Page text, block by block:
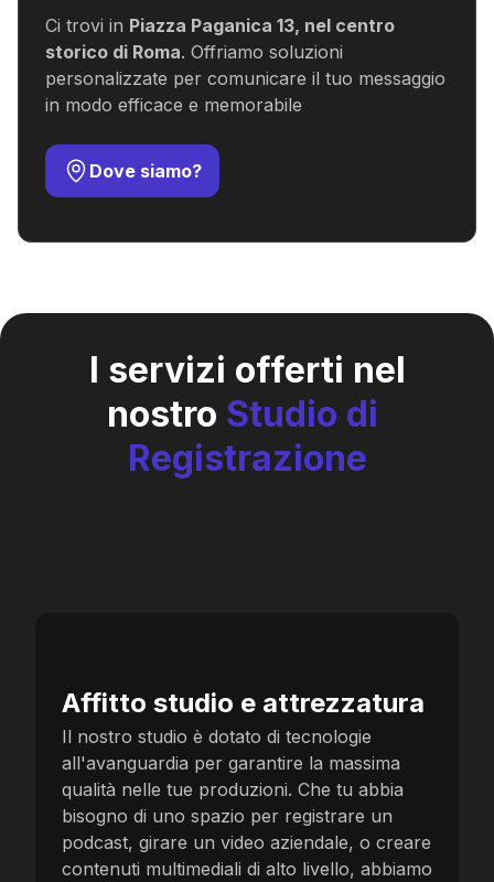
Ci trovi in Piazza Paganica 13, nel centro
storico di Roma. Offriamo soluzioni
personalizzate per comunicare il tuo messaggio
in modo efficace e memorabile
Dove siamo?
I servizi offerti nel
nostro Studio di
Registrazione
Affitto studio e attrezzatura
Il nostro studio è dotato di tecnologie
all'avanguardia per garantire la massima
qualità nelle tue produzioni. Che tu abbia
bisogno di uno spazio per registrare un
podcast, girare un video aziendale, o creare
contenuti multimediali di alto livello, abbiamo